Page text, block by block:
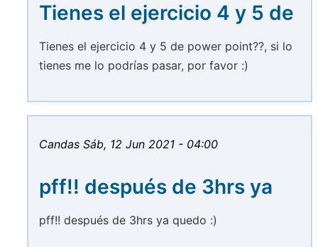
Tienes el ejercicio 4 y 5 de
Tienes el ejercicio 4 y 5 de power point??, si lo
tienes me lo podrías pasar, por favor :)
Candas Sáb, 12 Jun 2021 - 04:00
pff!! después de 3hrs ya
pff!! después de 3hrs ya quedo :)